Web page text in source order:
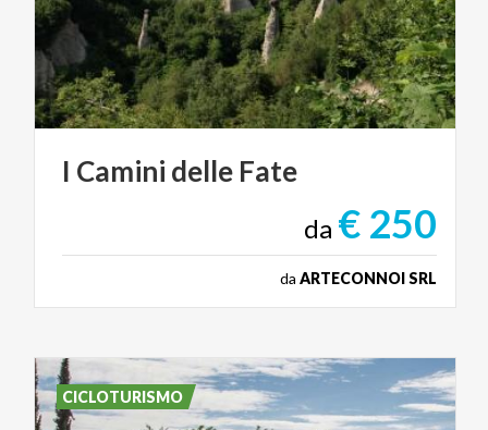
I Camini delle Fate
da € 250
da ARTECONNOI SRL
CICLOTURISMO